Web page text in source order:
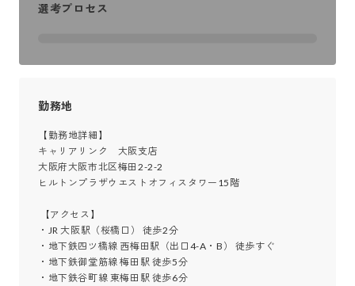
選考プロセス
勤務地
【勤務地詳細】
キャリアリンク　大阪支店
大阪府大阪市北区梅田2-2-2
ヒルトンプラザウエストオフィスタワー15階
・JR 大阪駅（桜橋口） 徒歩2分
・地下鉄四ツ橋線 西梅田駅（出口4-A・B） 徒歩すぐ
・地下鉄御堂筋線 梅田駅 徒歩5分
・地下鉄谷町線 東梅田駅 徒歩6分